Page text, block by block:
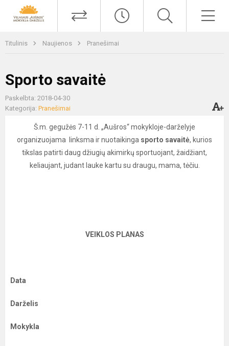
Titulinis Naujienos Pranešimai
Sporto savaitė
Paskelbta: 2018-04-30
Kategorija: Pranešimai
Š.m. gegužės 7-11 d. „Aušros“ mokykloje-darželyje
organizuojama linksma ir nuotaikinga sporto savaitė, kurios
tikslas patirti daug džiugių akimirkų sportuojant, žaidžiant,
keliaujant, judant lauke kartu su draugu, mama, tėčiu.
VEIKLOS PLANAS
Data
Darželis
Mokykla